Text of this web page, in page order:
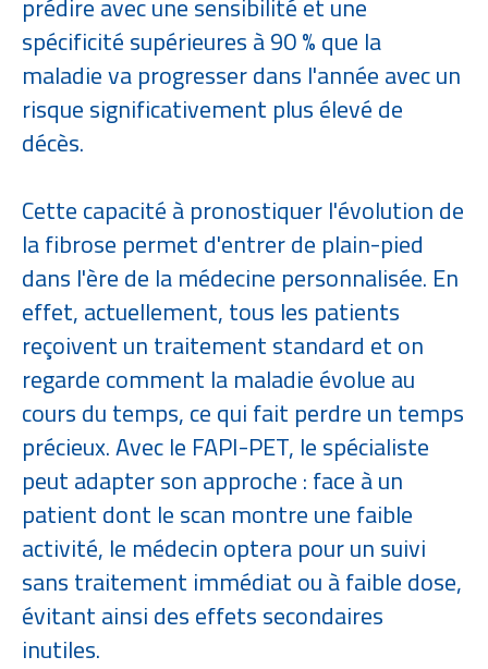
prédire avec une sensibilité et une
spécificité supérieures à 90 % que la
maladie va progresser dans l'année avec un
risque significativement plus élevé de
décès.
Cette capacité à pronostiquer l'évolution de
la fibrose permet d'entrer de plain-pied
dans l'ère de la médecine personnalisée. En
effet, actuellement, tous les patients
reçoivent un traitement standard et on
regarde comment la maladie évolue au
cours du temps, ce qui fait perdre un temps
précieux. Avec le FAPI-PET, le spécialiste
peut adapter son approche : face à un
patient dont le scan montre une faible
activité, le médecin optera pour un suivi
sans traitement immédiat ou à faible dose,
évitant ainsi des effets secondaires
inutiles.